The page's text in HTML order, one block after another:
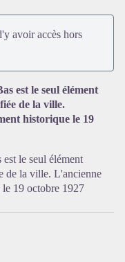
avoir accès hors
est le seul élément
de la ville.
historique le 19
le seul élément
de la ville. L'ancienne
19 octobre 1927